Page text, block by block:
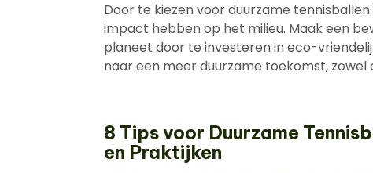
Door te kiezen voor duurzame
impact hebben op het milieu. Maak een
planeet door te investeren in eco-
naar een meer duurzame toekomst,
8 Tips voor Duurzame
en Praktijken